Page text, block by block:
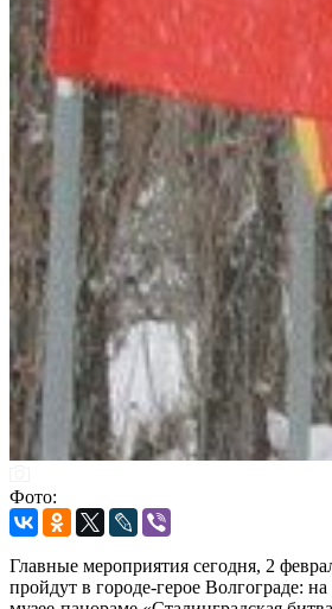
Фото:
Главные мероприятия сегодня, 2
пройдут в городе-герое Волгограде: